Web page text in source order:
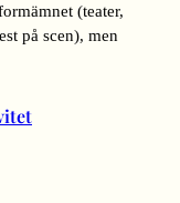
(teater,
på scen), men